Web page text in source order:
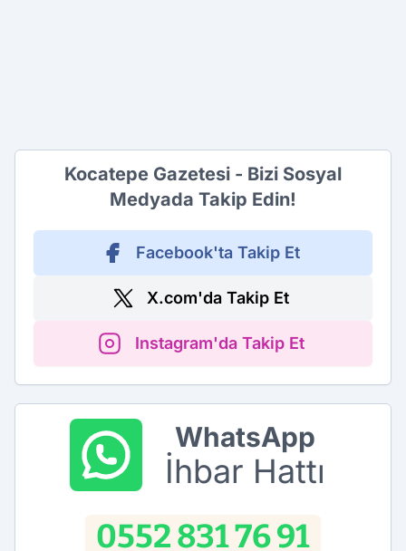
Kocatepe Gazetesi - Bizi Sosyal
Medyada Takip Edin!
Facebook'ta Takip Et
X.com'da Takip Et
Instagram'da Takip Et
WhatsApp
İhbar Hattı
0552 831 76 91